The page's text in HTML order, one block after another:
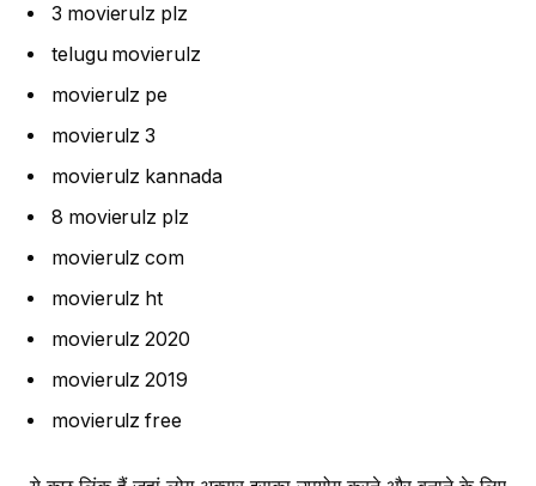
3 movierulz plz
telugu movierulz
movierulz pe
movierulz 3
movierulz kannada
8 movierulz plz
movierulz com
movierulz ht
movierulz 2020
movierulz 2019
movierulz free